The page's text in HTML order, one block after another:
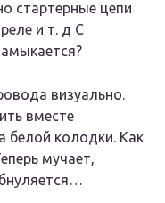
стартерные цепи
и т. д С
визуально.
вместе
белой колодки. Как
мучает,